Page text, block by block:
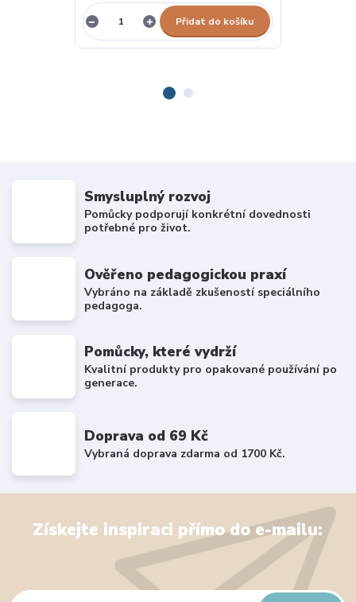
Přidat do košíku
Smysluplný rozvoj
Pomůcky podporují konkrétní dovednosti
potřebné pro život.
Ověřeno pedagogickou praxí
Vybráno na základě zkušeností speciálního
pedagoga.
Pomůcky, které vydrží
Kvalitní produkty pro opakované používání po
generace.
Doprava od 69 Kč
Vybraná doprava zdarma od 1700 Kč.
Získejte inspiraci přímo do e-mailu: